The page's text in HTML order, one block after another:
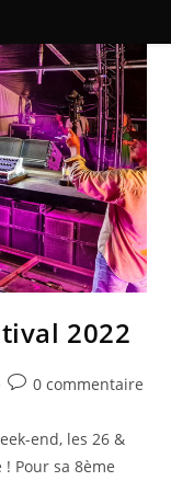
2022
0 commentaire
end, les 26 &
Pour sa 8ème